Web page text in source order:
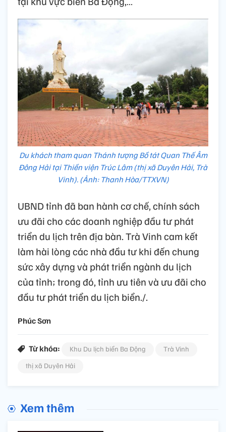
Du khách tham quan Thánh tượng Bồ tát Quan Thế Âm
Đông Hải tại Thiền viện Trúc Lâm (thị xã Duyên Hải, Trà
Vinh). (Ảnh: Thanh Hòa/TTXVN)
UBND tỉnh đã ban hành cơ chế, chính sách
ưu đãi cho các doanh nghiệp đầu tư phát
triển du lịch trên địa bàn. Trà Vinh cam kết
làm hài lòng các nhà đầu tư khi đến chung
sức xây dựng và phát triển ngành du lịch
của tỉnh; trong đó, tỉnh ưu tiên và ưu đãi cho
đầu tư phát triển du lịch biển./.
Phúc Sơn
Từ khóa: Khu Du lịch biển Ba Động
Trà Vinh
thị xã Duyên Hải
Xem thêm